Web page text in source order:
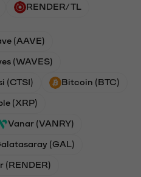
RENDER/TL
(AAVE)
(WAVES)
(CTSI) Bitcoin (BTC)
(XRP)
Vanar (VANRY)
(GAL)
(RENDER)